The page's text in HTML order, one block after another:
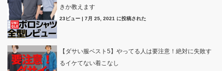
きか教えます
23ビュー | 7月 25, 2021 に投稿された
【ダサい服ベスト5】やってる人は要注意！絶対に失敗す
るイケてない着こなし